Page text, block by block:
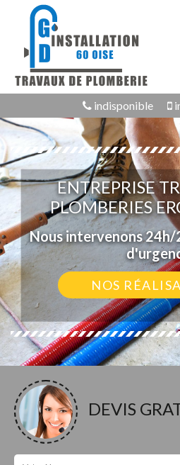
indisponible
ENTREPRISE
PLOMBERIES
Nous intervenons 24h/
NOS
DEVIS